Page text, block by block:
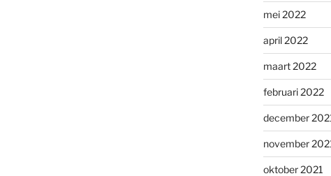
mei 2022
april 2022
maart 2022
februari 2022
december
november
oktober 2021